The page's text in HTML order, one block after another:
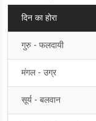
दिन का होरा
गुरु - फलदायी
मंगल - उग्र
सूर्य - बलवान